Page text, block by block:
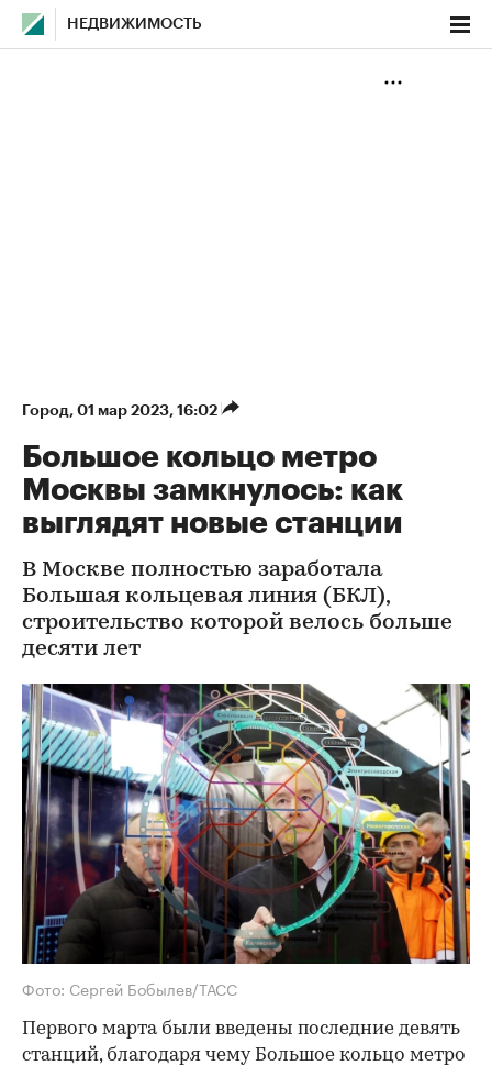
НЕДВИЖИМОСТЬ
Город⁠, 01 мар 2023, 16:02
Большое кольцо метро
Москвы замкнулось: как
выглядят новые станции
В Москве полностью заработала
Большая кольцевая линия (БКЛ),
строительство которой велось больше
десяти лет
Фото: Сергей Бобылев/ТАСС
Первого марта были введены последние девять
станций, благодаря чему Большое кольцо метро